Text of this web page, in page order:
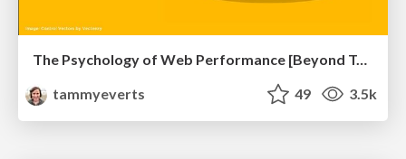
The Psychology of Web Performance [Beyond Tellerrand 2023]
tammyeverts
49 3.5k